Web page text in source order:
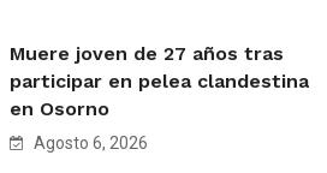
Muere joven de 27 años tras
participar en pelea clandestina
en Osorno
Agosto 6, 2026